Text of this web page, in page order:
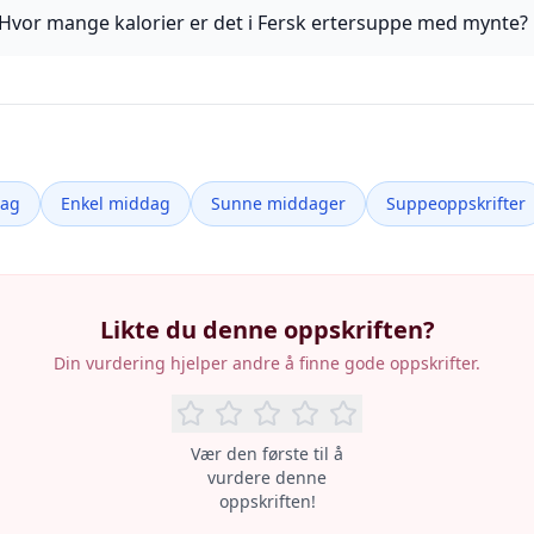
mange kalorier er det i Fersk ertersuppe med mynte?
Enkel middag Sunne middager Suppeoppskrifter
Likte du denne oppskriften?
Din vurdering hjelper andre å finne gode oppskrifter.
Vær den første til å
vurdere denne
oppskriften!